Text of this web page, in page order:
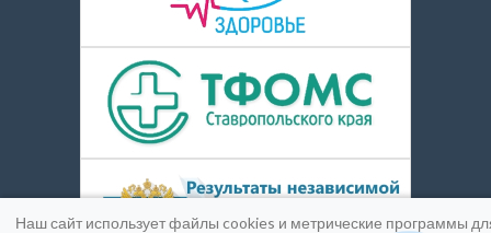
Наш сайт использует файлы cookies и метрические программы